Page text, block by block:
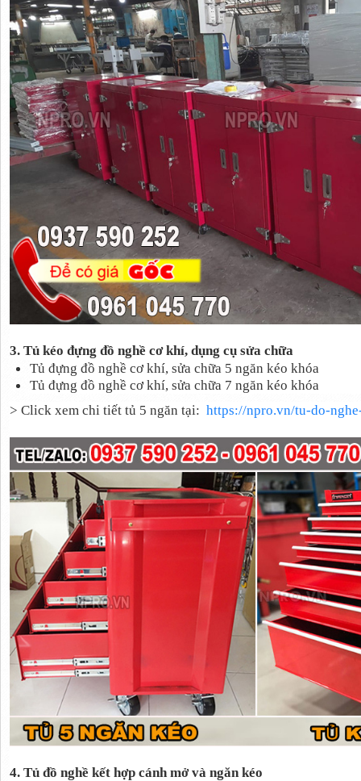
3. Tủ kéo đựng đồ nghề cơ khí, dụng cụ sửa chữa
Tủ đựng đồ nghề cơ khí, sửa chữa 5 ngăn kéo khóa
Tủ đựng đồ nghề cơ khí, sửa chữa 7 ngăn kéo khóa
> Click xem chi tiết tủ 5 ngăn tại: https://npro.vn/tu-do-
4. Tủ đồ nghề kết hợp cánh mở và ngăn kéo